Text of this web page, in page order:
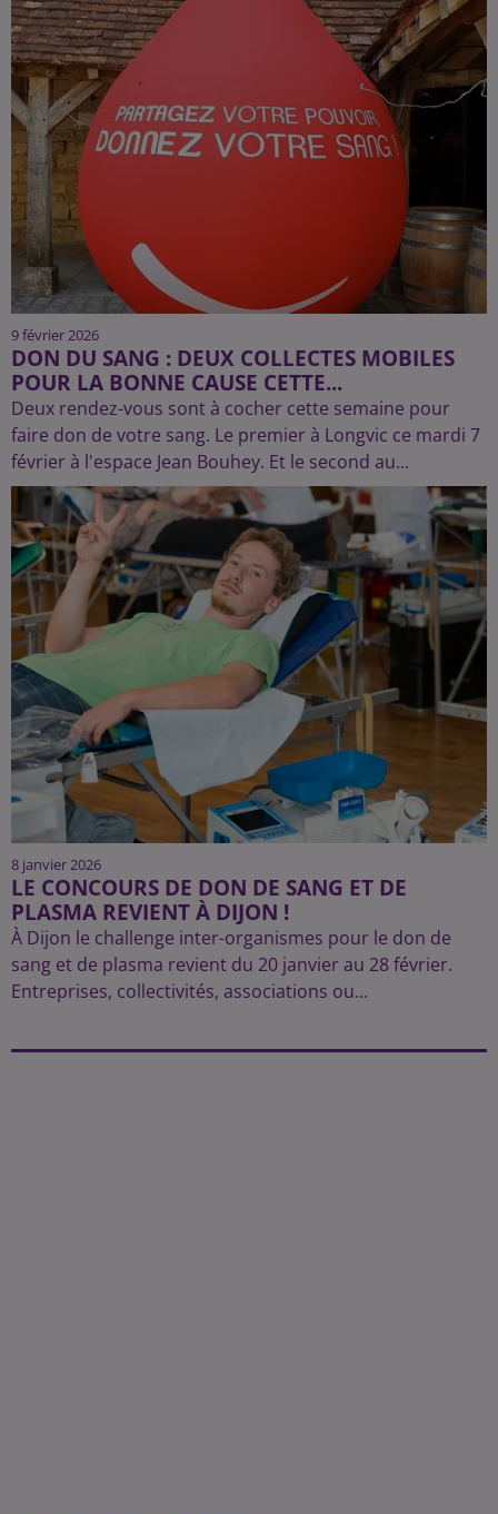
9 février 2026
DON DU SANG : DEUX COLLECTES MOBILES
POUR LA BONNE CAUSE CETTE...
Deux rendez-vous sont à cocher cette semaine pour
faire don de votre sang. Le premier à Longvic ce mardi 7
février à l'espace Jean Bouhey. Et le second au...
8 janvier 2026
LE CONCOURS DE DON DE SANG ET DE
PLASMA REVIENT À DIJON !
À Dijon le challenge inter-organismes pour le don de
sang et de plasma revient du 20 janvier au 28 février.
Entreprises, collectivités, associations ou...